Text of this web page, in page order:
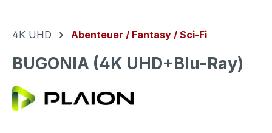
4K UHD Abenteuer / Fantasy / Sci-Fi
BUGONIA (4K UHD+Blu-Ray)